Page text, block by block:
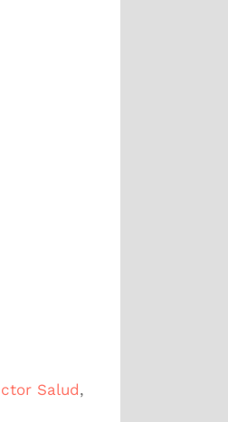
Salud,